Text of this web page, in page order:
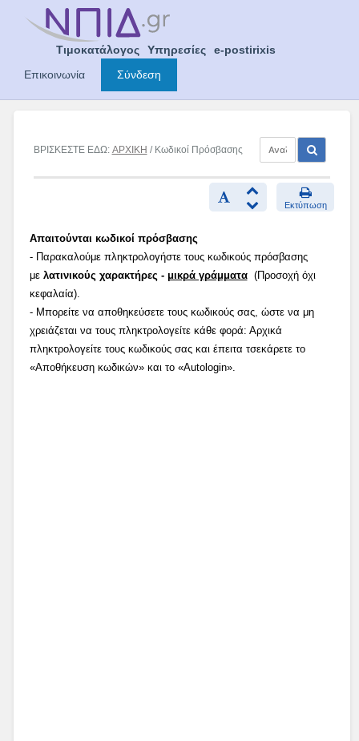
Τιμοκατάλογος Υπηρεσίες
e-postirixis
Επικοινωνία
Σύνδεση
ΒΡΙΣΚΕΣΤΕ ΕΔΩ: ΑΡΧΙΚΗ / Κωδικοί Πρόσβασης
Εκτύπωση
Απαιτούνται κωδικοί πρόσβασης
- Παρακαλούμε πληκτρολογήστε τους κωδικούς πρόσβασης
με λατινικούς χαρακτήρες - μικρά γράμματα(Προσοχή όχι
κεφαλαία).
- Μπορείτε να αποθηκεύσετε τους κωδικούς σας, ώστε να μη
χρειάζεται να τους πληκτρολογείτε κάθε φορά: Αρχικά
πληκτρολογείτε τους κωδικούς σας και έπειτα τσεκάρετε το
«Αποθήκευση κωδικών» και το «Autologin».